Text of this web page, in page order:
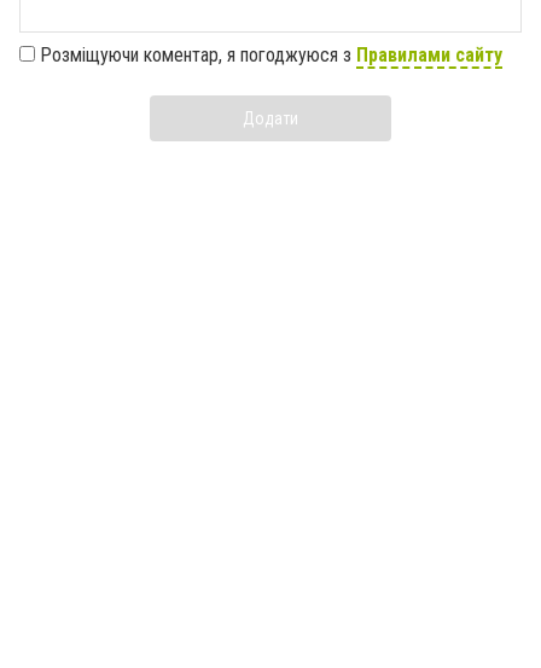
Розміщуючи коментар, я погоджуюся з Правилами сайту
Додати